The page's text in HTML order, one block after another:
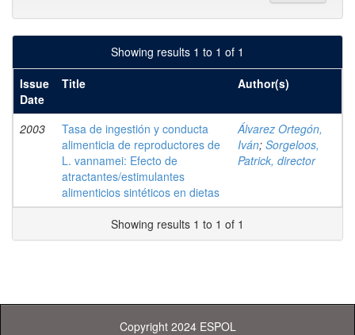
Showing results 1 to 1 of 1
Issue
Date
Title Author(s)
2003
Tasa de ingestión y conducta
alimenticia de reproductores de
L. vannamei: Efecto de
atractantes/estimulantes
alimenticios sintéticos en dietas
Álvarez Ortegón,
Iván; Sorgeloos,
Patrick, director
Showing results 1 to 1 of 1
Copyright 2024 ESPOL